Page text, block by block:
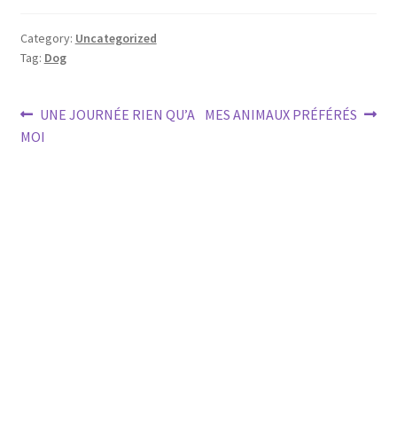
Category: Uncategorized
Tag: Dog
Post
navigation
Previous
post:
UNE JOURNÉE RIEN QU’A
MOI
Next
MES ANIMAUX PRÉFÉRÉS